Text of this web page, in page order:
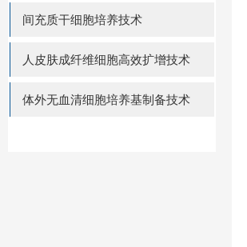
间充质干细胞培养技术
人皮肤成纤维细胞高效扩增技术
体外无血清细胞培养基制备技术